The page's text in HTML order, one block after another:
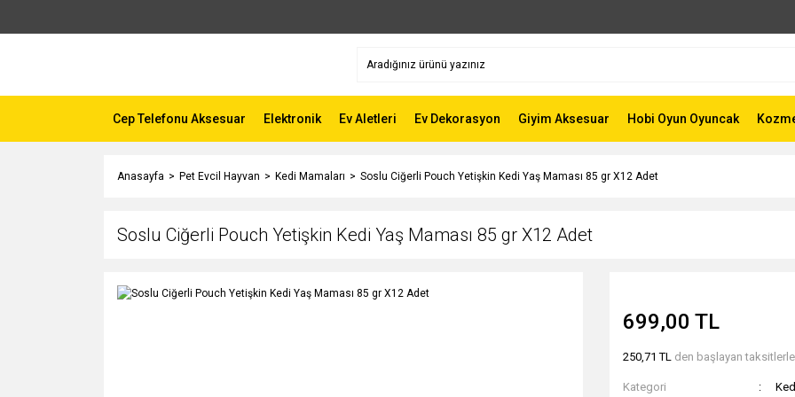
Cep Telefonu Aksesuar Elektronik Ev Aletleri Ev Dekorasyon Giyim Aksesuar Hobi Oyun Oyuncak
Anasayfa Pet Evcil Hayvan Kedi Mamaları Soslu Ciğerli Pouch Yetişkin Kedi Yaş Maması 85 gr X12 Adet
Soslu Ciğerli Pouch Yetişkin Kedi Yaş Maması 85 gr X12 Adet
699,00 TL
250,71 TL den başlayan
Kategori